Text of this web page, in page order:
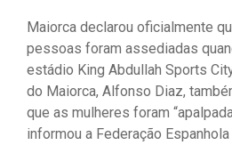
Maiorca declarou oficialmente
pessoas foram assediadas
estádio King Abdullah Sports
do Maiorca, Alfonso Diaz,
que as mulheres foram
informou a Federação